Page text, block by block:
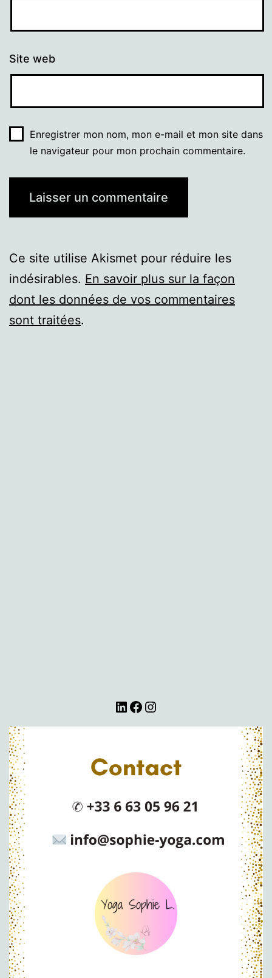
Site web
Enregistrer mon nom, mon e-mail et mon site dans
le navigateur pour mon prochain commentaire.
Ce site utilise Akismet pour réduire les
indésirables. En savoir plus sur la façon
dont les données de vos commentaires
sont traitées.
LinkedIn
Facebook
Instagram